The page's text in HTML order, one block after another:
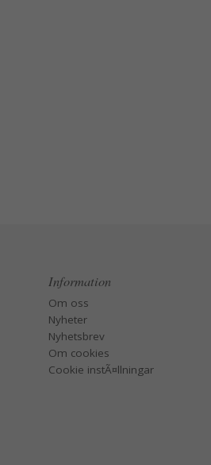
Information
Om oss
Nyheter
Nyhetsbrev
Om cookies
Cookie instÃ¤llningar